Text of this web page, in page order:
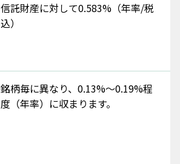
信託財産に対して0.583%（年率/税
込）
銘柄毎に異なり、0.13%～0.19%程
度（年率）に収まります。